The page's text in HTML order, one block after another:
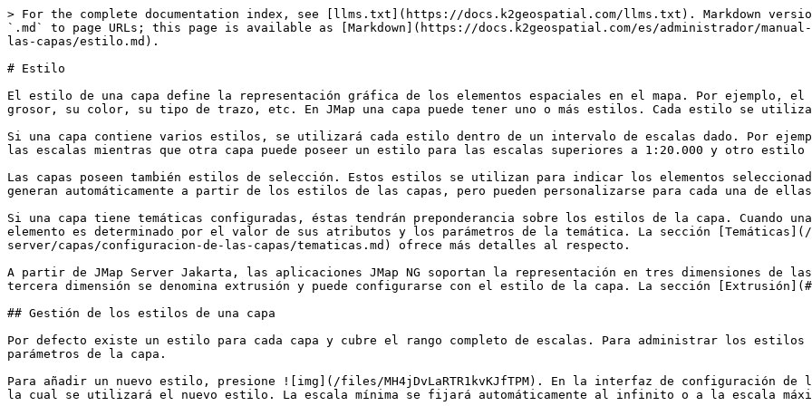
> For the complete documentation index, see [llms.txt](https://docs.k2geospatial.com/llms.txt). Markdown versions of documentation pages are available by appending `.md` to page URLs; this page is available as [Markdown](https://docs.k2geospatial.com/es/administrador/manual-del-administrador-jmap-server/capas/configuracion-de-las-capas/estilo.md).

# Estilo

El estilo de una capa define la representación gráfica de los elementos espaciales en el mapa. Por ejemplo, el estilo de una línea se determina en función de su grosor, su color, su tipo de trazo, etc. En JMap una capa puede tener uno o más estilos. Cada estilo se utiliza en función de varios factores.

Si una capa contiene varios estilos, se utilizará cada estilo dentro de un intervalo de escalas dado. Por ejemplo, una capa puede poseer un único estilo para todas las escalas mientras que otra capa puede poseer un estilo para las escalas superiores a 1:20.000 y otro estilo para las escalas inferiores o iguales a 1:20.000.

Las capas poseen también estilos de selección. Estos estilos se utilizan para indicar los elementos seleccionados a distintas escalas. Los estilos de selección se generan automáticamente a partir de los estilos de las capas, pero pueden personalizarse para cada una de ellas.

Si una capa tiene temáticas configuradas, éstas tendrán preponderancia sobre los estilos de la capa. Cuando una temática está activada en una capa, el estilo de cada elemento es determinado por el valor de sus atributos y los parámetros de la temática. La sección [Temáticas](/es/administrador/manual-del-administrador-jmap-server/capas/configuracion-de-las-capas/tematicas.md) ofrece más detalles al respecto.

A partir de JMap Server Jakarta, las aplicaciones JMap NG soportan la representación en tres dimensiones de las capas poligonales. Este tipo de representación de una tercera dimensión se denomina extrusión y puede configurarse con el estilo de la capa. La sección [Extrusión](#extrusion) presenta los detalles de esta configuración.

## Gestión de los estilos de una capa

Por defecto existe un estilo para cada capa y cubre el rango completo de escalas. Para administrar los estilos de una capa, presione **Estilo** en el menú de los parámetros de la capa.

Para añadir un nuevo estilo, presione ![img](/files/MH4jDvLaRTR1kvKJfTPM). En la interfaz de configuración de los estilos, debe definir la escala máxima a partir de la cual se utilizará el nuevo estilo. La escala mínima se fijará automáticamente al infinito o a la escala máxima del siguiente estilo.

Para suprimir un estilo, selecciónelo en la lista y presione ![](/files/z2aPUZJKOCBs2cMxUAqo). Tenga en cuenta que el estilo de la escala superior no puede suprimirse. Cuando suprime estilos, aquellos que permanecen se ajustan al rango completo de escalas posibles.

Una vez que ha configurado uno o más estilos, puede presionar **Crear modelo** (situado a la derecha de cada estilo) para crear un nuevo modelo de estilo a partir de ese estilo. El modelo de estilo se vinculará automáticamente con la capa. La sección [Modelos de estilo](/es/administrador/manual-del-administrador-jmap-server/proyectos/modelos-de-estilo.md) ofrece más detalles al respecto.

Los usuarios de las aplicaciones JMap Pro pueden cambiar el estilo de las capas y guardar las modificaciones creando [contextos cartográficos](/es/administrador/manual-del-administrador-jmap-server/gestion-de-jmap-server/datos-de-los-usuarios.md#contextos). Pueden compartir los contextos con otros usuarios específicos y pueden publicar los contextos para compartirlos con todos los usuarios que acceden a la aplicación. Los usuarios de las aplicaciones JMap Web y JMap NG pueden guardar un mapa creando un mapa personalizado.&#x20;

Cuando el administrador JMap modifica un estilo de una capa, los usuarios de las aplicaciones JMap Pro, JMap Web y JMap NG que trabajan con contextos o mapas personalizados pueden no ver esas modificaciones. Para forzar la actualización del estilo de una capa en los contextos y mapas personalizados, haga clic en **Force update…** (situado a la derecha de cada estilo) para que todos los contextos de las aplicaciones JMap Pro y los mapas personalizados de las aplicaciones JMap Web et JMap NG que contienen la capa reflejen las modificaciones de estilo efectuadas.

## Creación o modificación de un estilo

Puede utilizar un modelo de estilo existente o configurar su propio estilo. Si desea utilizar un modelo, presione **Utilizar un modelo de estilo**. Puede entonces utilizar el modelo por referencia o copiarlo.

Si no utiliza ningún modelo de estilo, debe configurar los parámetros que definen el estilo. Las interfaces de configuración difieren en función del tipo de elemento (puntos, líneas, polígonos, texto, etc.). Algunos parámetros de estilo son comunes a varios tipos de elementos mientras que otros son específicos a un tipo dado.

El **antialiasing** es un método que sirve para representar vectores perfectos y continuos en dispositivos de visualización imperfectos y discontinuos para que su apariencia sea lo más perfecta posible. El antialiasing, está activado por defecto en toda sección de configuración del estilo de JMap Admin, lo que mejora el aspecto de los mapas. Debe considerar sin embargo que el antialiasing reduce el rendimiento del despliegue del mapa para su visualización, por lo que se debe usar de manera juiciosa.

La figura presenta el borde de un polígono sin (a izquierda) y con (a la derecha) antialiasing.

<figure><img src="/files/Q0Mlqb5uoqZq6tTXBMqD" alt=""><figcaption></figcaption></figure>

La **transparencia** parcial puede utilizarse para todo elemento de un mapa. Un elemento del mapa cuyo valor de transparencia es 0% es completamente opaco mientras que un elemento que posee una transparencia de 100% es invisible.

La figura presenta un polígono con una transparencia del 50% (izquierda) y del 10 % (derecha).

<figure><img src="/files/0pbsHhtRsaYE5g8FCG3w" alt=""><figcaption></figcaption></figure>

### Estilo de los puntos

<table data-header-hidden><thead><tr><th width="168"></th><th></th></tr></thead><tbody><tr><td><strong>Parámetros del estilo de los puntos</strong></td><td> </td></tr><tr><td>Símbolo</td><td><p>Seleccione el símbolo que utilizará para representar los elementos. El símbolo puede ser vectorial o una imagen. Los símbolos vectoriales son proporcionados con JMap y tienen características especiales cuando se los compara con las imágenes: pueden redimensionarse sin distorsión, su color de relleno y su borde pueden modificarse pero no pueden personalizarse fácilmente.<br>JMap ofrece bibliotecas de imágenes, sobre todo en formato SVG, accesibles vía la pestaña <strong>Imágenes</strong>. Usted también